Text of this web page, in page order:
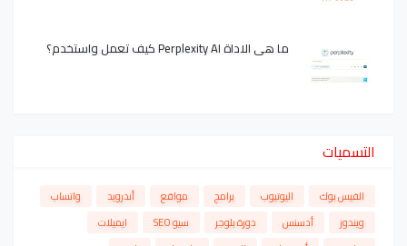
ما هي الاداة Perplexity AI كيف تعمل واستخدم؟
التسميات
الفيس بوك اليوتيوب برامج مواقع أندرويد
واتساب
ويندوز
أدسنس دورة بلوجر سيو SEO
ايميلات